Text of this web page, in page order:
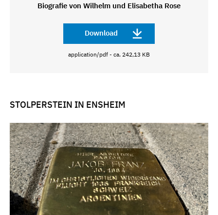
Biografie von Wilhelm und Elisabetha Rose
Download
application/pdf - ca. 242,13 KB
STOLPERSTEIN IN ENSHEIM